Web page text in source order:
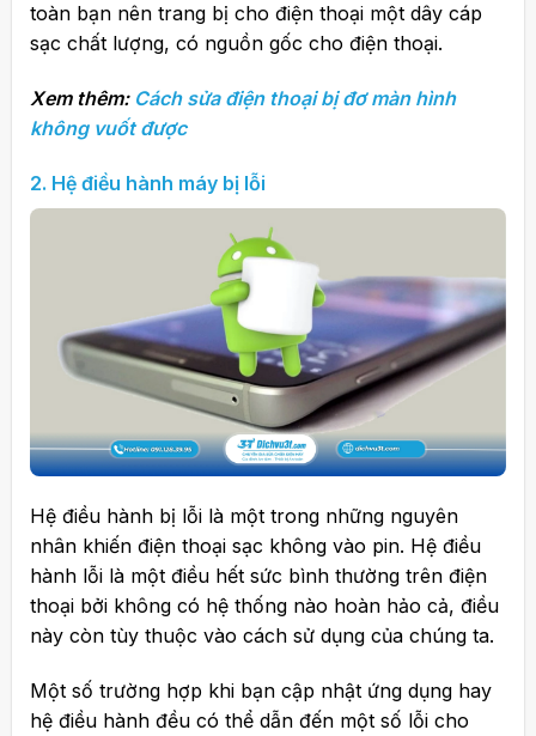
toàn bạn nên trang bị cho điện thoại một dây cáp
sạc chất lượng, có nguồn gốc cho điện thoại.
Xem thêm: Cách sửa điện thoại bị đơ màn hình
không vuốt được
2. Hệ điều hành máy bị lỗi
Hệ điều hành bị lỗi là một trong những nguyên
nhân khiến điện thoại sạc không vào pin. Hệ điều
hành lỗi là một điều hết sức bình thường trên điện
thoại bởi không có hệ thống nào hoàn hảo cả, điều
này còn tùy thuộc vào cách sử dụng của chúng ta.
Một số trường hợp khi bạn cập nhật ứng dụng hay
hệ điều hành đều có thể dẫn đến một số lỗi cho